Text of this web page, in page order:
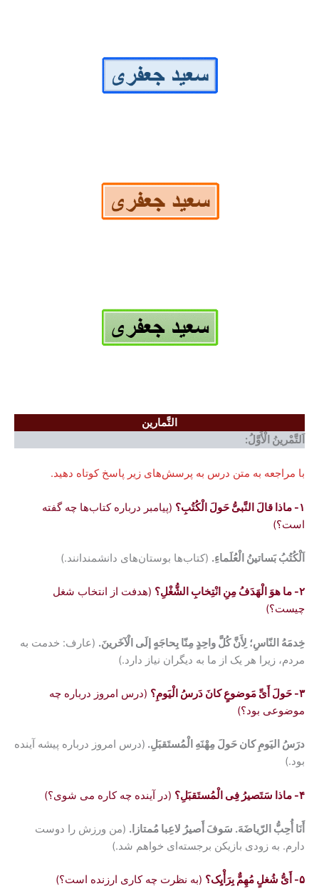
التَّمارین
اَلتَّمْرینُ الْأَوَّلُ:
با مراجعه به متن درس به پرسش‌های زیر پاسخ کوتاه دهید.
۱- ماذا قالَ النَّبیُّ حَولَ الْکُتُبِ؟
(پیامبر درباره کتاب‌ها چه گفته
است؟)
اَلْکُتُبُ بَساتینُ الْعُلَماءِ. (کتاب‌ها بوستان‌های دانشمندانند.)
۲- ما هوَ الْهَدَفُ مِنِ انْتِخابِ الشُّغْلِ؟
(هدفت از انتخاب شغل
چیست؟)
خِدمَهُ النّاسِ؛ لِأَنَّ کُلَّ واحِدٍ مِنّا بِحاجَهٍ إلَی الْآخَرینَ. (عارف: خدمت به
مردم، زیرا هر یک از ما به دیگران نیاز دارد.)
۳- حَولَ أَیِّ مَوضوعٍ کانَ دَرسُ الْیَومِ؟
(درس امروز درباره چه
موضوعی بود؟)
درَسُ الیَومِ کان حَولَ مِهْنَهِ الْمُستَقبَلِ. (درس امروز درباره پیشه آینده
بود.)
۴- ماذا سَتَصیرُ فِی الْمُستَقبَلِ؟ (در آینده چه کاره می شوی؟)
أَنَا أُحِبُّ الرّیاضَهَ. سَوفَ أَصیرُ لاعِبا مُمتازا. (من ورزش را دوست
دارم. به زودی بازیکن برجسته‌ای خواهم شد.)
۵- أَیُّ شُغلٍ مُهِمٌّ بِرَأْیِک؟ (به نظرت چه کاری ارزنده است؟)